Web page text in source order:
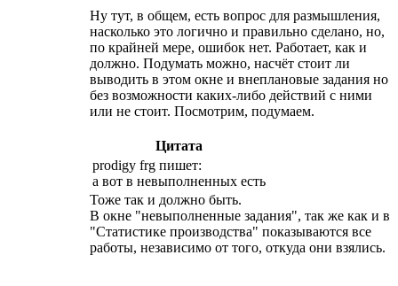
Ну тут, в общем, есть вопрос для размышления,
насколько это логично и правильно сделано, но,
по крайней мере, ошибок нет. Работает, как и
должно. Подумать можно, насчёт стоит ли
выводить в этом окне и внеплановые задания но
без возможности каких-либо действий с ними
или не стоит. Посмотрим, подумаем.
Цитата
prodigy frg пишет:
а вот в невыполненных есть
Тоже так и должно быть.
В окне "невыполненные задания", так же как и в
"Статистике производства" показываются все
работы, независимо от того, откуда они взялись.